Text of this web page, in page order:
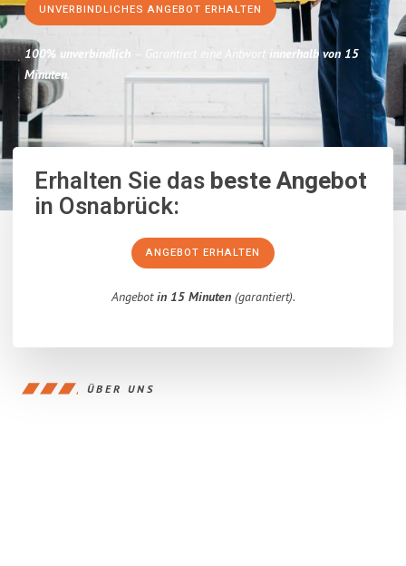
UNVERBINDLICHES ANGEBOT ERHALTEN
100% unverbindlich – Garantiert eine Antwort innerhalb von 15
Minuten.
Erhalten Sie dasbeste Angebot
in Osnabrück:
ANGEBOT ERHALTEN
Angebotin 15 Minuten(garantiert).
ÜBER UNS